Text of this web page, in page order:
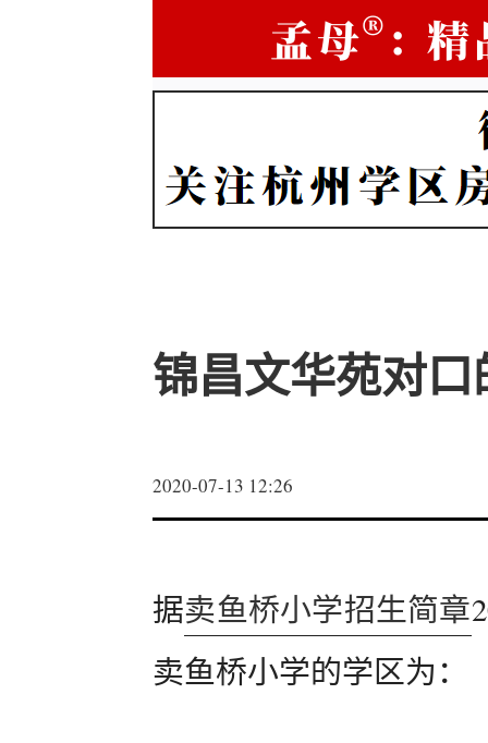
锦昌文华苑对口
2020-07-13 12:26
据卖鱼桥小学招生简章
卖鱼桥小学的学区为：